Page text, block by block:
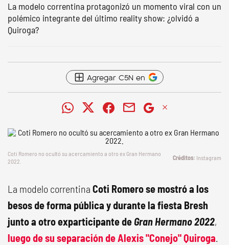
La modelo correntina protagonizó un momento viral con un
polémico integrante del último reality show: ¿olvidó a
Quiroga?
Agregar C5N en
Coti Romero no ocultó su acercamiento a otro ex Gran Hermano
2022
Instagram
La modelo correntina Coti Romero se mostró a los
besos de forma pública y durante la fiesta Bresh
junto a otro exparticipante de Gran Hermano 2022,
luego de su separación de Alexis "Conejo" Quiroga.